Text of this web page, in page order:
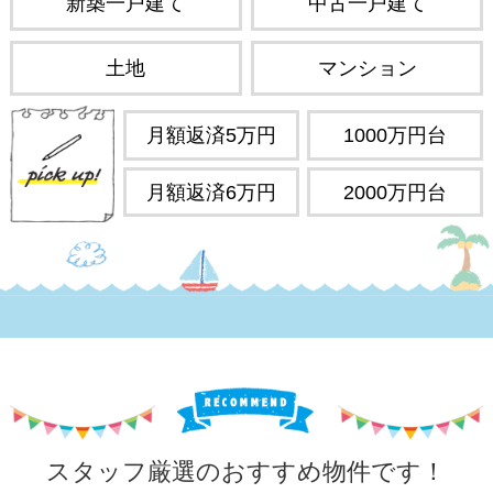
土地 マンション
月額返済5万円 1000万円台
月額返済6万円 2000万円台
スタッフ厳選のおすすめ物件です！